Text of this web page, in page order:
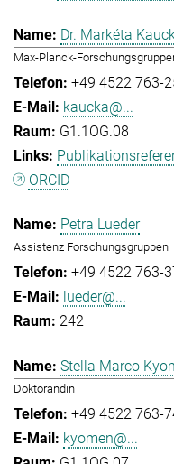
Dr. Markéta
Max-Planck-
+49 4522 763-
kaucka@...
G1.1OG.08
ORCID
Petra Lueder
Assistenz Forschungsgruppen
+49 4522 763-
lueder@...
242
Stella Marco
Doktorandin
+49 4522 763-
kyomen@...